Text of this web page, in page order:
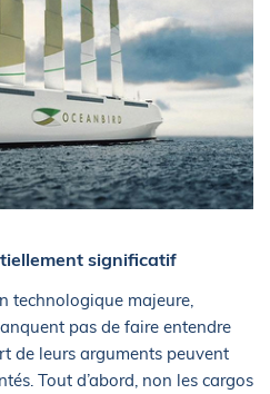
significatif
technologique majeure,
pas de faire entendre
de leurs arguments peuvent
Tout d’abord, non les cargos